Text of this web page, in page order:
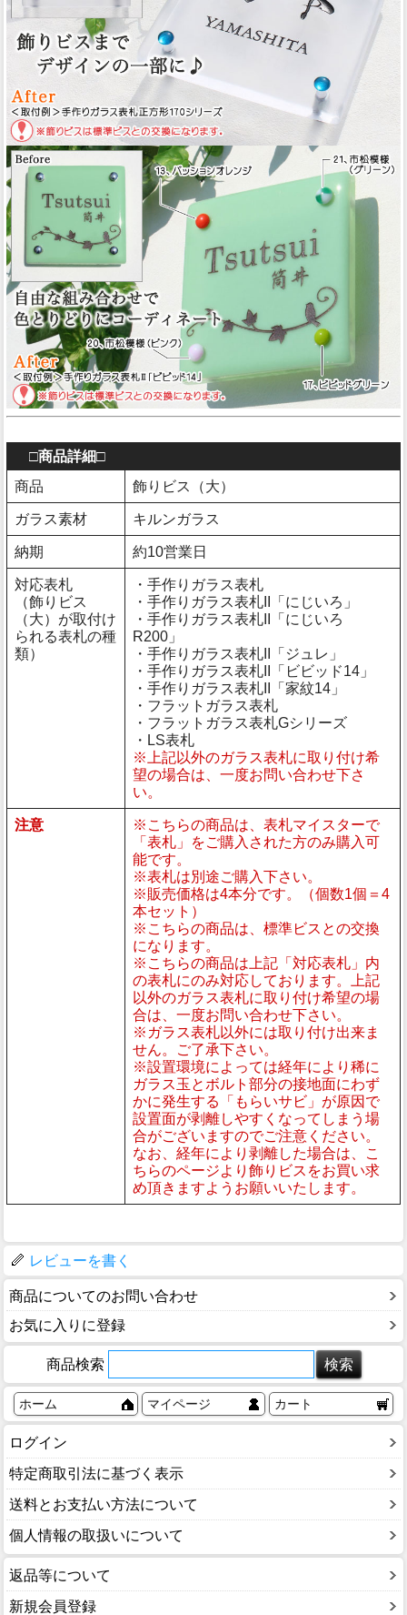
□商品詳細□
商品
飾りビス（大）
ガラス素材 キルンガラス
納期 約10営業日
対応表札
（飾りビス
（大）が取付け
られる表札の種
類）
・手作りガラス表札
・手作りガラス表札II「にじいろ」
・手作りガラス表札II「にじいろ
R200」
・手作りガラス表札II「ジュレ」
・手作りガラス表札II「ビビッド14」
・手作りガラス表札II「家紋14」
・フラットガラス表札
・フラットガラス表札Gシリーズ
・LS表札
※上記以外のガラス表札に取り付け希
望の場合は、一度お問い合わせ下さ
い。
注意
※こちらの商品は、表札マイスターで
「表札」をご購入された方のみ購入可
能です。
※表札は別途ご購入下さい。
※販売価格は4本分です。（個数1個＝4
本セット）
※こちらの商品は、標準ビスとの交換
になります。
※こちらの商品は上記「対応表札」内
の表札にのみ対応しております。上記
以外のガラス表札に取り付け希望の場
合は、一度お問い合わせ下さい。
※ガラス表札以外には取り付け出来ま
せん。ご了承下さい。
※設置環境によっては経年により稀に
ガラス玉とボルト部分の接地面にわず
かに発生する「もらいサビ」が原因で
設置面が剥離しやすくなってしまう場
合がございますのでご注意ください。
なお、経年により剥離した場合は、こ
ちらのページより飾りビスをお買い求
め頂きますようお願いいたします。
レビューを書く
商品についてのお問い合わせ
お気に入りに登録
商品検索
ホーム マイページ カート
ログイン
特定商取引法に基づく表示
送料とお支払い方法について
個人情報の取扱いについて
返品等について
新規会員登録